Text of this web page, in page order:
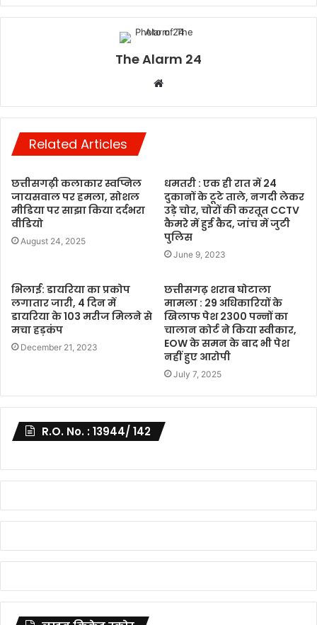
The Alarm 24
Website
Related Articles
छत्तीसगढ़ी कलाकार स्वप्निल
जायसवाल पर हमला, सोशल
मीडिया पर साझा किया दर्दभरा
वीडियो
August 24, 2025
धमतरी : एक ही रात में 24
दुकानों के टूटे ताले, नगदी लेकर
उड़े चोर, चोरों की करतूत CCTV
कैमरे में हुई कैद, जांच में जुटी
पुलिस
June 9, 2023
भिलाई: डायरिया का प्रकोप
लगातार जारी, 4 दिन में
डायरिया के 103 मरीज मिलने से
मचा हड़कंप
December 21, 2023
छत्तीसगढ़ शराब घोटाला
मामला : 29 अधिकारियों के
खिलाफ पेश 2300 पन्नों का
चालान कोर्ट ने किया स्वीकार,
EOW के समन के बाद भी पेश
नहीं हुए आरोपी
July 7, 2025
R.O. No. : 13944/ 142